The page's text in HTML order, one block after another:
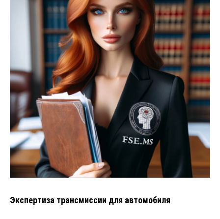
Экспертиза трансмиссии для автомобиля